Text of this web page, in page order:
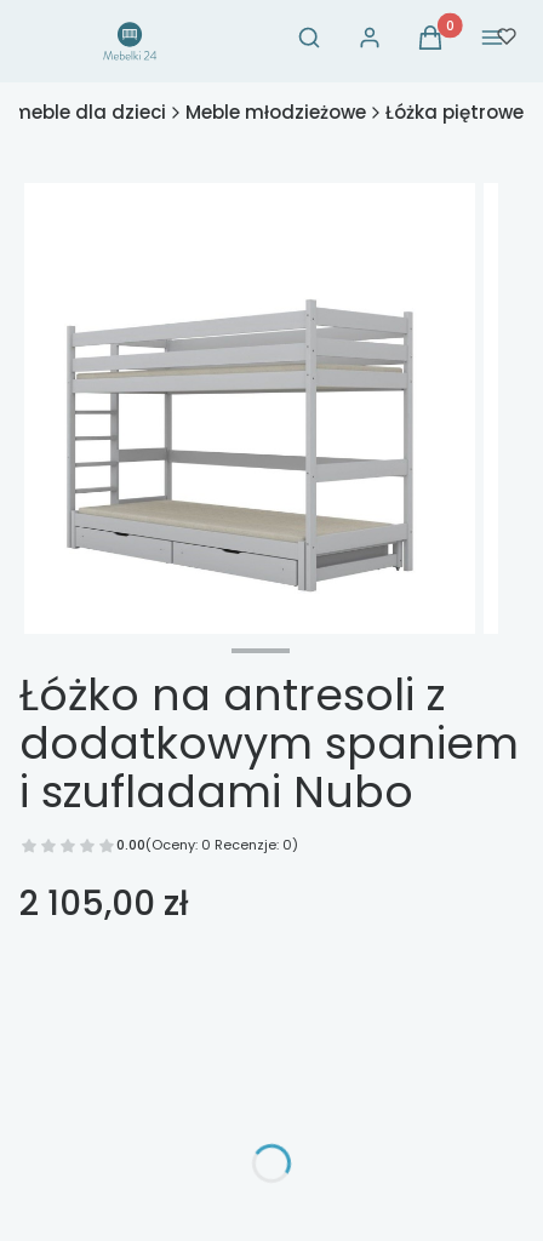
Otwórz wyszukiwarkę
Szukaj Zaloguj sięProdukty w
Koszyk Menu
meble dla dzieci Meble młodzieżowe Łóżka piętrowe
Łóżko na antresoli z
dodatkowym spaniem
i szufladami Nubo
0.00(Oceny: 0 Recenzje: 0)
Cena
2 105,00 zł